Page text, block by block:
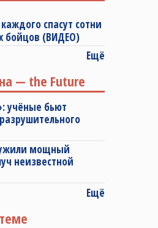
спасут сотни
бойцов (ВИДЕО)
Ещё
— the Future
учёные бьют
мощный
неизвестной
Ещё